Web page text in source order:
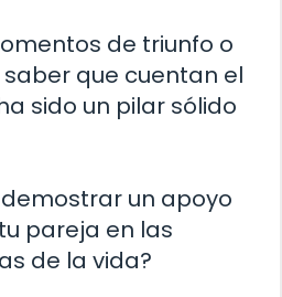
de triunfo o
que cuentan el
sido un pilar sólido
un apoyo
pareja en las
de la vida?